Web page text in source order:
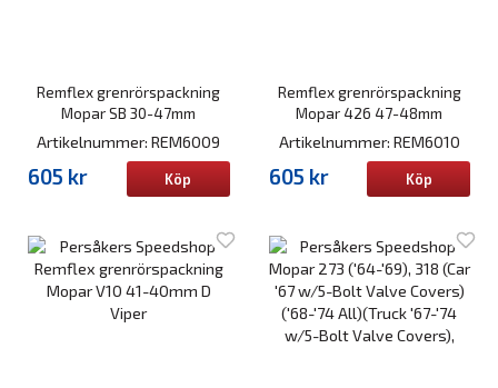
Remflex grenrörspackning
Mopar SB 30-47mm
Artikelnummer: REM6009
605 kr Köp
Remflex grenrörspackning
Mopar 426 47-48mm
Artikelnummer: REM6010
605 kr Köp